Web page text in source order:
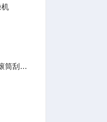
机
HG系列（单鼓·双鼓）转鼓滚筒刮板干燥机